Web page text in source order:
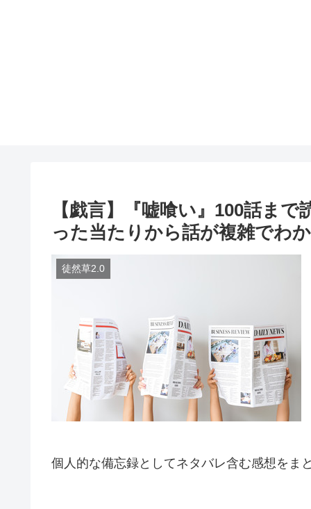
【戯言】『嘘喰い』100話ま
った当たりから話が複雑でわか
徒然草2.0
個人的な備忘録としてネタバレ含む感想をま